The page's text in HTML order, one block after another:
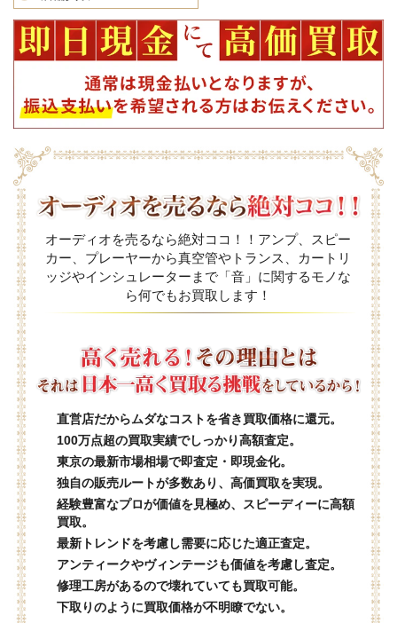
オーディオを売るなら絶対ココ！！アンプ、スピー
カー、プレーヤーから真空管やトランス、カートリ
ッジやインシュレーターまで「音」に関するモノな
ら何でもお買取します！
直営店だからムダなコストを省き買取価格に還元。
100万点超の買取実績でしっかり高額査定。
東京の最新市場相場で即査定・即現金化。
独自の販売ルートが多数あり、高価買取を実現。
経験豊富なプロが価値を見極め、スピーディーに高額
買取。
最新トレンドを考慮し需要に応じた適正査定。
アンティークやヴィンテージも価値を考慮し査定。
修理工房があるので壊れていても買取可能。
下取りのように買取価格が不明瞭でない。